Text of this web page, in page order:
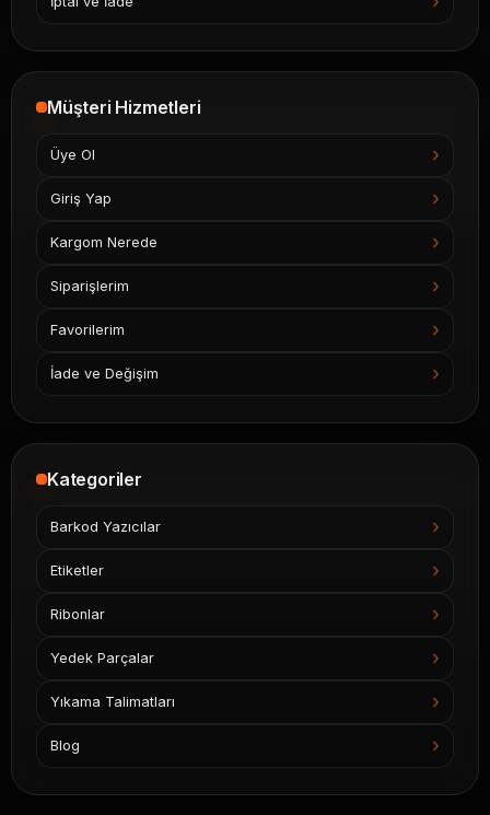
Müşteri Hizmetleri
Üye Ol
Giriş Yap
Kargom Nerede
Siparişlerim
Favorilerim
İade ve Değişim
Kategoriler
Barkod Yazıcılar
Etiketler
Ribonlar
Yedek Parçalar
Yıkama Talimatları
Blog